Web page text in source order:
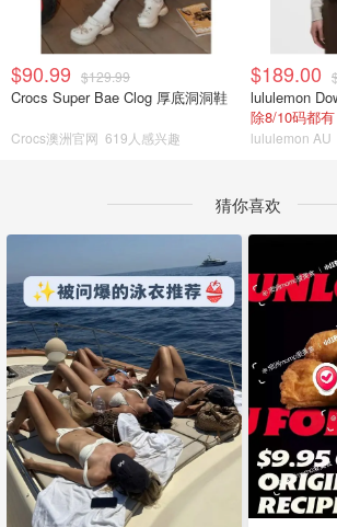
$90.99 $129.99
Crocs Super Bae Clog 厚底洞洞鞋
Crocs澳洲官网 619人感兴趣
$189.00
除8/10码都有
lululemon AU
猜你喜欢